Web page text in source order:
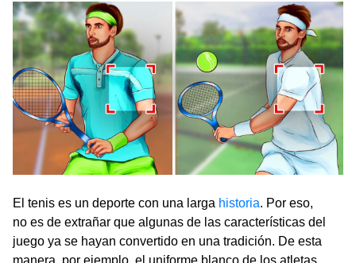
El tenis es un deporte con una larga historia. Por eso,
no es de extrañar que algunas de las características del
juego ya se hayan convertido en una tradición. De esta